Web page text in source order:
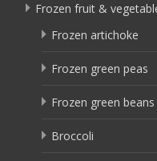
Frozen fruit &
Frozen artichoke
Frozen green peas
Frozen green beans
Broccoli